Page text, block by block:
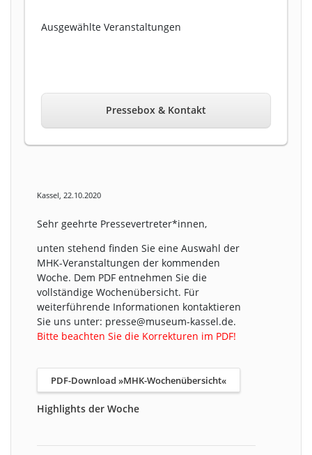
Ausgewählte Veranstaltungen
Pressebox & Kontakt
Kassel, 22.10.2020
Sehr geehrte Pressevertreter*innen,
unten stehend finden Sie eine Auswahl der
MHK-Veranstaltungen der kommenden
Woche. Dem PDF entnehmen Sie die
vollständige Wochenübersicht. Für
weiterführende Informationen kontaktieren
Sie uns unter: presse@museum-kassel.de.
Bitte beachten Sie die Korrekturen im PDF!
PDF-Download »MHK-Wochenübersicht«
Highlights der Woche